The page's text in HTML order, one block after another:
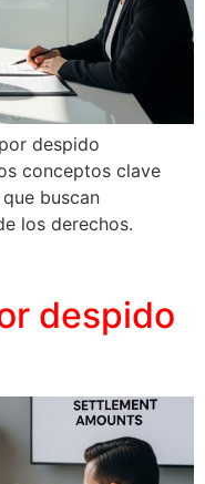
despido
conceptos clave
buscan
los derechos.
despido